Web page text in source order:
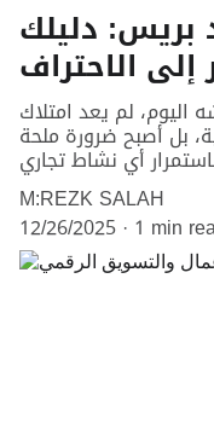
بريس: دليلك
الاحتراف
لم يعد امتلاك
بل أصبح ضرورة ملحة
أي نشاط تجاري
M:REZK SALAH
12/26/2025 1 min